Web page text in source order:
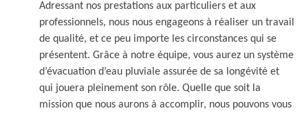
Adressant nos prestations aux particuliers et aux
professionnels, nous nous engageons à réaliser un travail
de qualité, et ce peu importe les circonstances qui se
présentent. Grâce à notre équipe, vous aurez un système
d’évacuation d’eau pluviale assurée de sa longévité et
qui jouera pleinement son rôle. Quelle que soit la
mission que nous aurons à accomplir, nous pouvons vous